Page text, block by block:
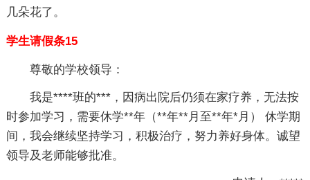
几朵花了。
学生请假条15
尊敬的学校领导：
我是****班的***，因病出院后仍须在家疗养，无法按
时参加学习，需要休学**年（**年**月至**年*月） 休学期
间，我会继续坚持学习，积极治疗，努力养好身体。诚望
领导及老师能够批准。